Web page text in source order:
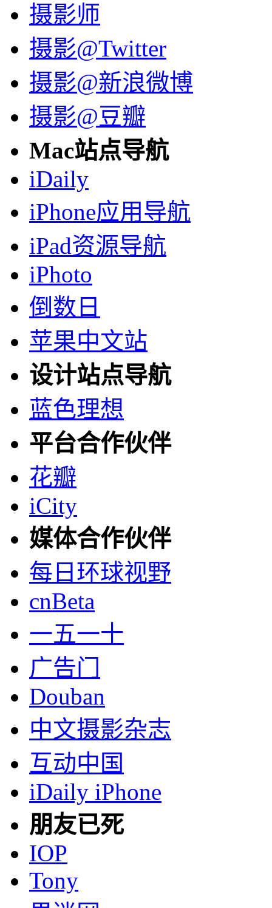
摄影师
摄影@Twitter
摄影@新浪微博
摄影@豆瓣
Mac站点导航
iDaily
iPhone应用导航
iPad资源导航
iPhoto
倒数日
苹果中文站
设计站点导航
蓝色理想
平台合作伙伴
花瓣
iCity
媒体合作伙伴
每日环球视野
cnBeta
一五一十
广告门
Douban
中文摄影杂志
互动中国
iDaily iPhone
朋友已死
IOP
Tony